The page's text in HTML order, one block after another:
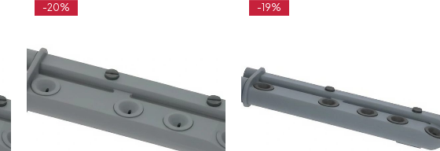
-20% -19%